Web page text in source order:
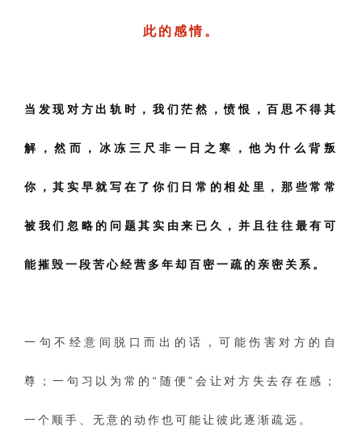
此的感情。
当发现对方出轨时，我们茫然，愤恨，百思不得其
解，然而，冰冻三尺非一日之寒，他为什么背叛
你，其实早就写在了你们日常的相处里，那些常常
被我们忽略的问题其实由来已久，并且往往最有可
能摧毁一段苦心经营多年却百密一疏的亲密关系。
一句不经意间脱口而出的话，可能伤害对方的自
尊；一句习以为常的“随便”会让对方失去存在感；
一个顺手、无意的动作也可能让彼此逐渐疏远。